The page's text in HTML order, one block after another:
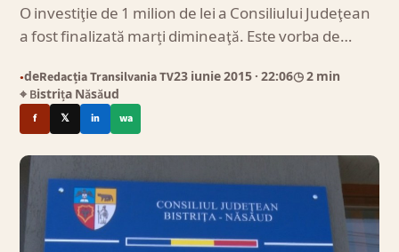
O investiţie de 1 milion de lei a Consiliului Judeţean
a fost finalizată marți dimineaţă. Este vorba de…
●deRedacția Transilvania TV23 iunie 2015 · 22:06◷ 2 min
⌖ Bistrița Năsăud
f 𝕏 in wa